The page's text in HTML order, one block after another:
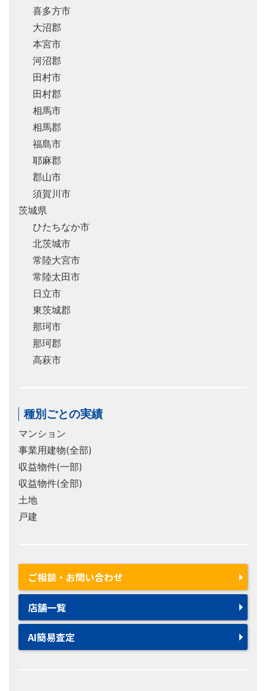
喜多方市
大沼郡
本宮市
河沼郡
田村市
田村郡
相馬市
相馬郡
福島市
耶麻郡
郡山市
須賀川市
茨城県
ひたちなか市
北茨城市
常陸大宮市
常陸太田市
日立市
東茨城郡
那珂市
那珂郡
高萩市
種別ごとの実績
マンション
事業用建物(全部)
収益物件(一部)
収益物件(全部)
土地
戸建
ご相談・お問い合わせ
店舗一覧
AI簡易査定